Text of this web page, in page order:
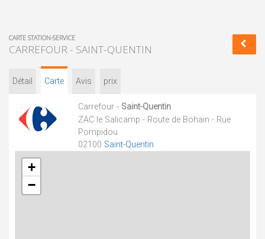
CARTE STATION-SERVICE
CARREFOUR - SAINT-QUENTIN
Détail Carte Avis prix
Carrefour - Saint-Quentin
ZAC le Salicamp - Route de Bohain - Rue
Pompidou
02100 Saint-Quentin
+
−